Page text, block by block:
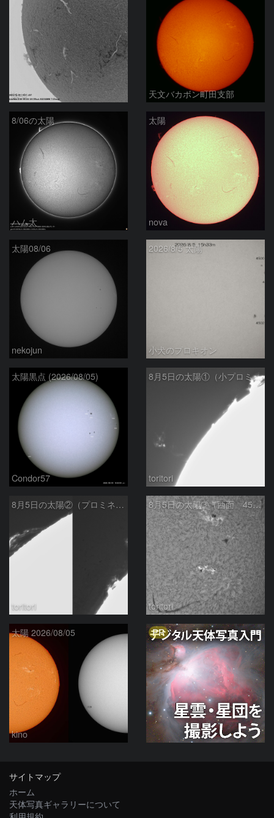
ta-o 天文バカボン町田支部
8/06の太陽
ハム太
太陽
nova
太陽08/06
nekojun
2026/8/5 太陽
小犬のプロキオン
太陽黒点 (2026/08/05)
Condor57
8月5日の太陽①（小プロミネン噴出 ）
toritori
8月5日の太陽②（プロミネンス北東縁 ）
toritori
8月5日の太陽➂（西面 4502 C1.7フレア ）
toritori
太陽 2026/08/05
kino
PR
サイトマップ
ホーム
天体写真ギャラリーについて